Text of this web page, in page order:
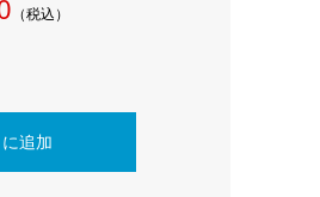
（税込）